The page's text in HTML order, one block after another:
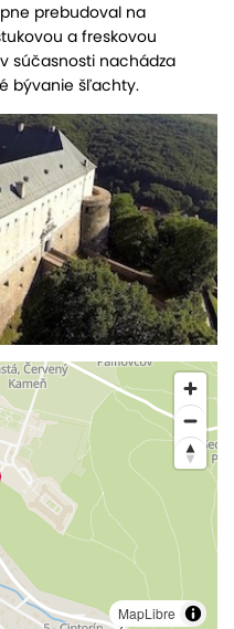
prebudoval na
a freskovou
súčasnosti nachádza
bývanie šľachty.
MapLibre